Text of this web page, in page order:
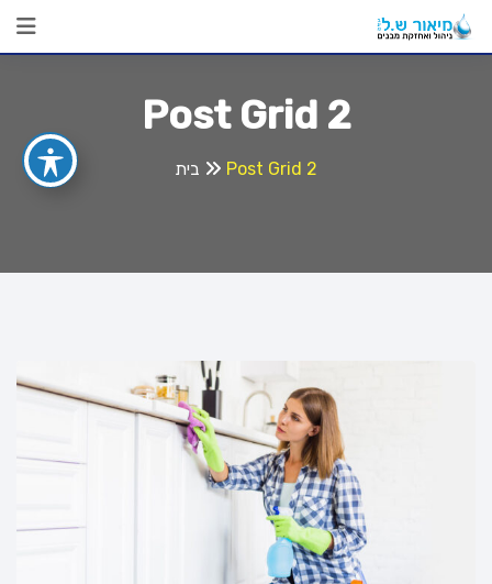
Post Grid 2
Post Grid 2 בית